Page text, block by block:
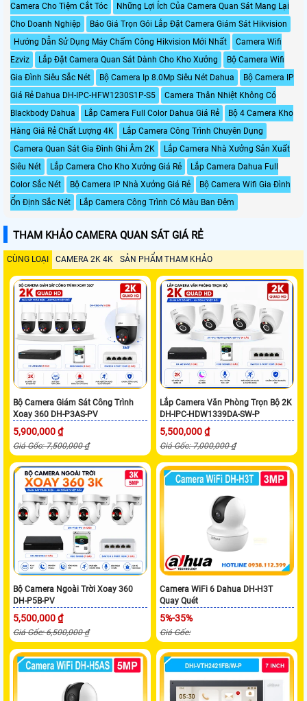
Camera Cho Tiệm Cắt Tóc
Những Lợi Ích Của Camera Quan Sát Mang Lại
Cho Doanh Nghiệp
Báo Giá Trọn Gói Lắp Đặt Camera Giám Sát Hikvision
Hướng Dẫn Sử Dụng Máy Chấm Công Hikvision Mới Nhất
Camera Wifi
Ezviz
Lắp Đặt Camera Quan Sát Dành Cho Kho Xưởng
Bộ Camera Wifi
Gia Đình Siêu Sắc Nét
Bộ Camera Ip 8.0Mp Siêu Nét Dahua
Bộ Camera IP
Giá Rẻ Dahua DH-IPC-HFW1230S1P-S5
Camera Thân Nhiệt Không Có
Blackbody Dahua
Lắp Camera Full Color Dahua Giá Rẻ
Bộ 4 Camera Kho
Hàng Giá Rẻ Chất Lượng 4K
Lắp Camera Công Trình Chuyên Dụng
Camera Quan Sát Gia Đình Ghi Âm 2K
Lắp Camera Nhà Xưởng Sản Xuất
Siêu Nét
Lắp Camera Cho Kho Xưởng Giá Rẻ
Lắp Camera Dahua Full
Color Sắc Nét
Bộ Camera IP Nhà Xưởng Giá Rẻ
Bộ Camera Wifi Gia Đình
Ổn Định Sắc Nét
Lắp Camera Công Trình Có Màu Ban Đêm
THAM KHẢO CAMERA QUAN SÁT GIÁ RẺ
CÙNG LOẠI CAMERA 2K 4K SẢN PHẨM THAM KHẢO
Bộ Camera Giám Sát Công Trình
Xoay 360 DH-P3AS-PV
5,900,000 ₫
Giá Gốc: 7,500,000 ₫
Lắp Camera Văn Phòng Trọn Bộ 2K
DH-IPC-HDW1339DA-SW-P
5,500,000 ₫
Giá Gốc: 7,000,000 ₫
Bộ Camera Ngoài Trời Xoay 360
DH-P5B-PV
5,500,000 ₫
Giá Gốc: 6,500,000 ₫
Camera WiFi 6 Dahua DH-H3T
Quay Quét
5%-35%
Giá Gốc: